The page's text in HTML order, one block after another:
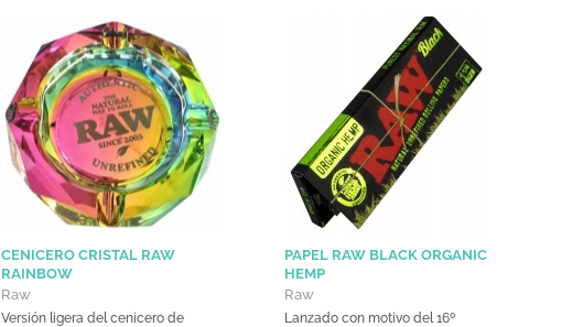
CENICERO CRISTAL RAW
RAINBOW
Raw
Versión ligera del cenicero de
PAPEL RAW BLACK ORGANIC
HEMP
Raw
Lanzado con motivo del 16º